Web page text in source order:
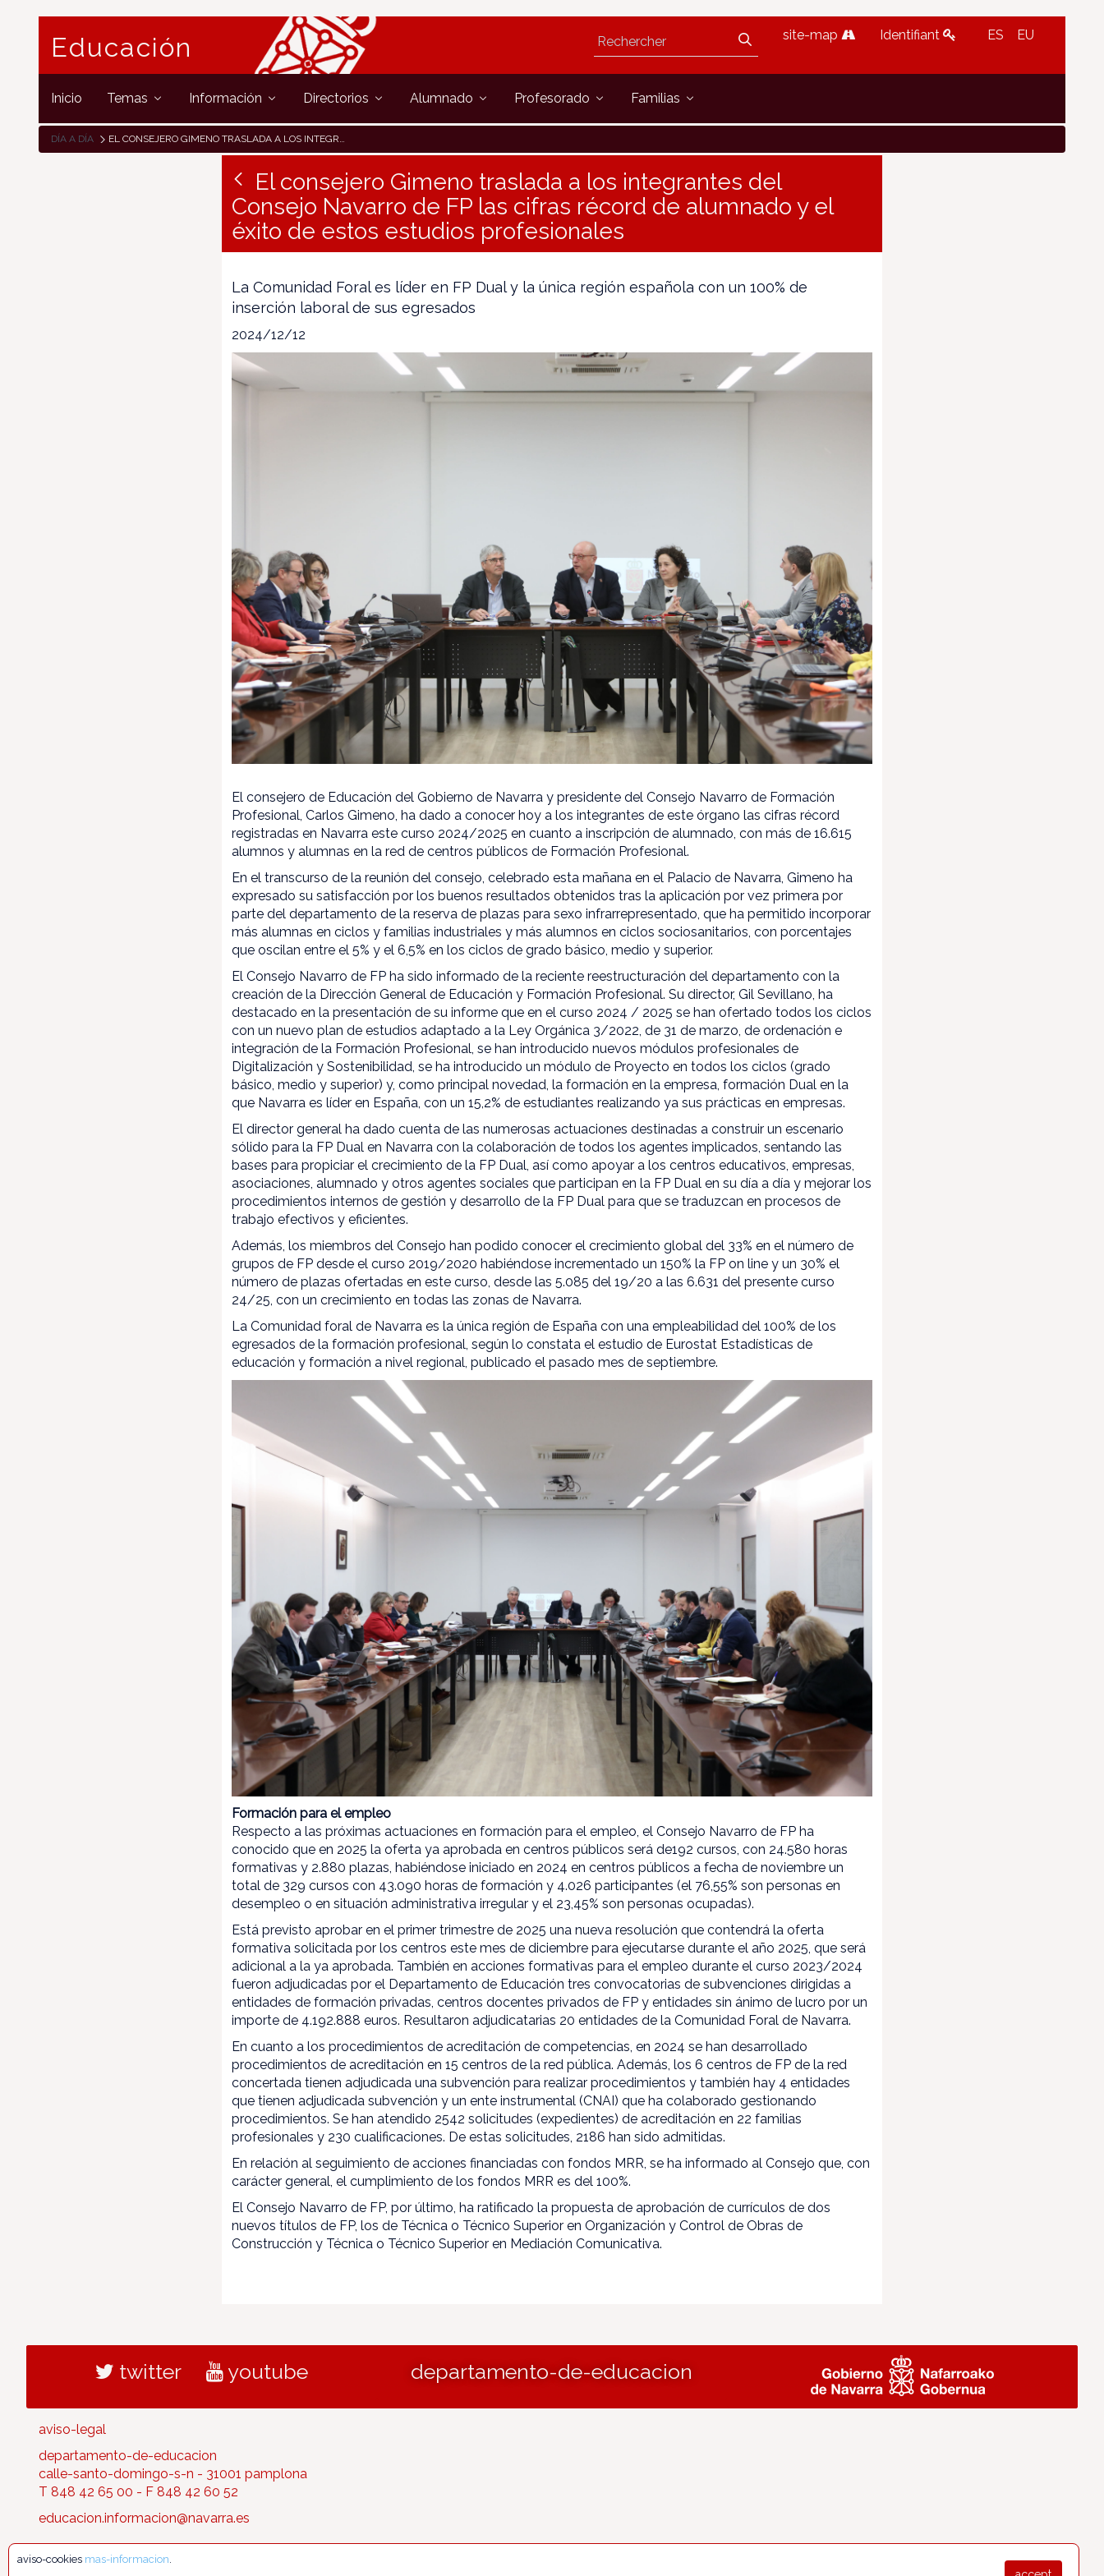
Educación site-map Identifiant ES EU
Inicio Temas Información Directorios Alumnado Profesorado Familias
DÍA A DÍA EL CONSEJERO GIMENO TRASLADA A LOS INTEGRANTES DEL CONSEJO NAVARRO DE FP LAS CIFRAS RÉCORD DE ALUMNADO Y EL ÉXITO DE ESTOS ESTUDIOS PROFESIONALES
El consejero Gimeno traslada a los integrantes del
Consejo Navarro de FP las cifras récord de alumnado y el
éxito de estos estudios profesionales
La Comunidad Foral es líder en FP Dual y la única región española con un 100% de
inserción laboral de sus egresados
2024/12/12
El consejero de Educación del Gobierno de Navarra y presidente del Consejo Navarro de Formación
Profesional, Carlos Gimeno, ha dado a conocer hoy a los integrantes de este órgano las cifras récord
registradas en Navarra este curso 2024/2025 en cuanto a inscripción de alumnado, con más de 16.615
alumnos y alumnas en la red de centros públicos de Formación Profesional.
En el transcurso de la reunión del consejo, celebrado esta mañana en el Palacio de Navarra, Gimeno ha
expresado su satisfacción por los buenos resultados obtenidos tras la aplicación por vez primera por
parte del departamento de la reserva de plazas para sexo infrarrepresentado, que ha permitido incorporar
más alumnas en ciclos y familias industriales y más alumnos en ciclos sociosanitarios, con porcentajes
que oscilan entre el 5% y el 6,5% en los ciclos de grado básico, medio y superior.
El Consejo Navarro de FP ha sido informado de la reciente reestructuración del departamento con la
creación de la Dirección General de Educación y Formación Profesional. Su director, Gil Sevillano, ha
destacado en la presentación de su informe que en el curso 2024 / 2025 se han ofertado todos los ciclos
con un nuevo plan de estudios adaptado a la Ley Orgánica 3/2022, de 31 de marzo, de ordenación e
integración de la Formación Profesional, se han introducido nuevos módulos profesionales de
Digitalización y Sostenibilidad, se ha introducido un módulo de Proyecto en todos los ciclos (grado
básico, medio y superior) y, como principal novedad, la formación en la empresa, formación Dual en la
que Navarra es líder en España, con un 15,2% de estudiantes realizando ya sus prácticas en empresas.
El director general ha dado cuenta de las numerosas actuaciones destinadas a construir un escenario
sólido para la FP Dual en Navarra con la colaboración de todos los agentes implicados, sentando las
bases para propiciar el crecimiento de la FP Dual, así como apoyar a los centros educativos, empresas,
asociaciones, alumnado y otros agentes sociales que participan en la FP Dual en su día a día y mejorar los
procedimientos internos de gestión y desarrollo de la FP Dual para que se traduzcan en procesos de
trabajo efectivos y eficientes.
Además, los miembros del Consejo han podido conocer el crecimiento global del 33% en el número de
grupos de FP desde el curso 2019/2020 habiéndose incrementado un 150% la FP on line y un 30% el
número de plazas ofertadas en este curso, desde las 5.085 del 19/20 a las 6.631 del presente curso
24/25, con un crecimiento en todas las zonas de Navarra.
La Comunidad foral de Navarra es la única región de España con una empleabilidad del 100% de los
egresados de la formación profesional, según lo constata el estudio de Eurostat Estadísticas de
educación y formación a nivel regional, publicado el pasado mes de septiembre.
Formación para el empleo
Respecto a las próximas actuaciones en formación para el empleo, el Consejo Navarro de FP ha
conocido que en 2025 la oferta ya aprobada en centros públicos será de192 cursos, con 24.580 horas
formativas y 2.880 plazas, habiéndose iniciado en 2024 en centros públicos a fecha de noviembre un
total de 329 cursos con 43.090 horas de formación y 4.026 participantes (el 76,55% son personas en
desempleo o en situación administrativa irregular y el 23,45% son personas ocupadas).
Está previsto aprobar en el primer trimestre de 2025 una nueva resolución que contendrá la oferta
formativa solicitada por los centros este mes de diciembre para ejecutarse durante el año 2025, que será
adicional a la ya aprobada. También en acciones formativas para el empleo durante el curso 2023/2024
fueron adjudicadas por el Departamento de Educación tres convocatorias de subvenciones dirigidas a
entidades de formación privadas, centros docentes privados de FP y entidades sin ánimo de lucro por un
importe de 4.192.888 euros. Resultaron adjudicatarias 20 entidades de la Comunidad Foral de Navarra.
En cuanto a los procedimientos de acreditación de competencias, en 2024 se han desarrollado
procedimientos de acreditación en 15 centros de la red pública. Además, los 6 centros de FP de la red
concertada tienen adjudicada una subvención para realizar procedimientos y también hay 4 entidades
que tienen adjudicada subvención y un ente instrumental (CNAI) que ha colaborado gestionando
procedimientos. Se han atendido 2542 solicitudes (expedientes) de acreditación en 22 familias
profesionales y 230 cualificaciones. De estas solicitudes, 2186 han sido admitidas.
En relación al seguimiento de acciones financiadas con fondos MRR, se ha informado al Consejo que, con
carácter general, el cumplimiento de los fondos MRR es del 100%.
El Consejo Navarro de FP, por último, ha ratificado la propuesta de aprobación de currículos de dos
nuevos títulos de FP, los de Técnica o Técnico Superior en Organización y Control de Obras de
Construcción y Técnica o Técnico Superior en Mediación Comunicativa.
twitter youtube departamento-de-educacion
aviso-legal
departamento-de-educacion
calle-santo-domingo-s-n - 31001 pamplona
T 848 42 65 00 - F 848 42 60 52
educacion.informacion@navarra.es
aviso-cookies mas-informacion.